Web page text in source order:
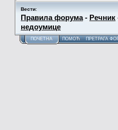
Вести:
Правила форума- Речник
недоумице
ПОЧЕТНА ПОМОЋ ПРЕТРАГА